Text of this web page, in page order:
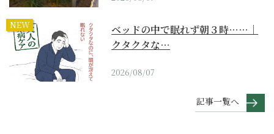
NEW
ベッドの中で眠れず朝３時……｜
クタクタな…
2026/08/07
記事一覧へ